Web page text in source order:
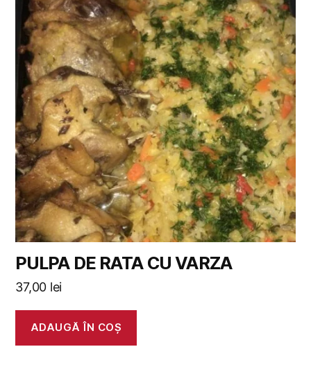
PULPA DE RATA CU VARZA
37,00 lei
ADAUGĂ ÎN COȘ